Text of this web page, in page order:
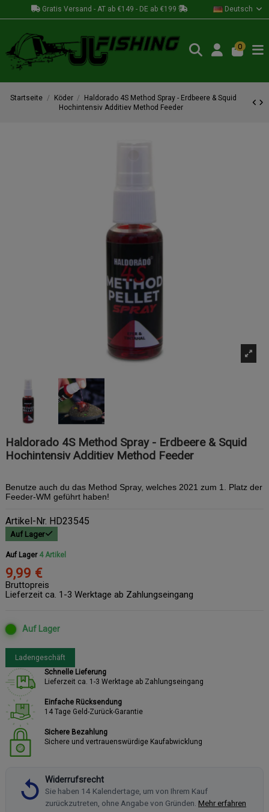
Gratis Versand - AT ab €149 - DE ab €199 Deutsch
0
Startseite Köder
Haldorado 4S Method Spray - Erdbeere & Squid
Hochintensiv Additiev Method Feeder
Haldorado 4S Method Spray - Erdbeere & Squid
Hochintensiv Additiev Method Feeder
Benutze auch du das Method Spray, welches 2021 zum 1. Platz der
Feeder-WM geführt haben!
Artikel-Nr. HD23545
Auf Lager
Auf Lager 4 Artikel
9,99 €
Bruttopreis
Lieferzeit ca. 1-3 Werktage ab Zahlungseingang
Auf Lager
Ladengeschäft
Schnelle Lieferung
Lieferzeit ca. 1-3 Werktage ab Zahlungseingang
Einfache Rücksendung
14 Tage Geld-Zurück-Garantie
Sichere Bezahlung
Sichere und vertrauenswürdige Kaufabwicklung
Widerrufsrecht
Sie haben 14 Kalendertage, um von Ihrem Kauf
zurückzutreten, ohne Angabe von Gründen. Mehr erfahren